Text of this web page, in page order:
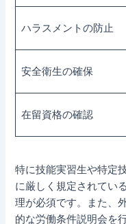
ハラスメントの防止
安全衛生の確保
在留資格の確認
特に技能実習生や特定
に厳しく規定されてい
理が必須です。また、
的な労働条件説明会を